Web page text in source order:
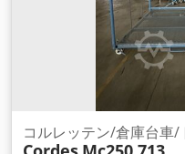
コルレッテン/倉庫台車/